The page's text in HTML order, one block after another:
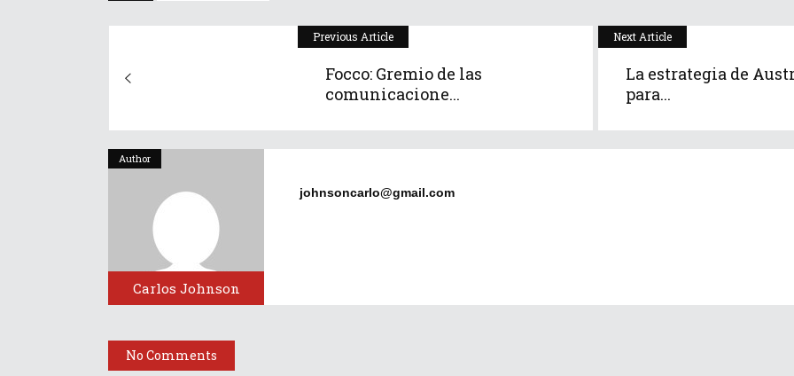
Previous Article
Focco: Gremio de las
comunicacione...
Next Article
La estrategia de
para...
Author
Carlos Johnson
johnsoncarlo@gmail.com
No Comments